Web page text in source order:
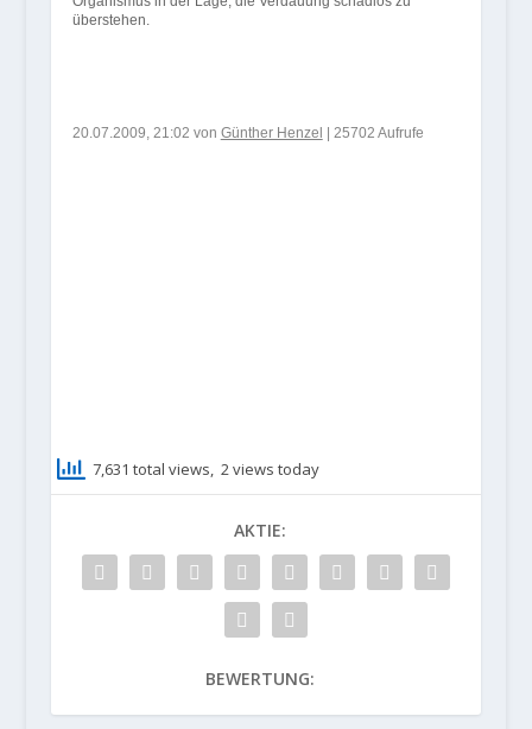
überstehen.
20.07.2009, 21:02 von Günther Henzel | 25702 Aufrufe
7,631 total views, 2 views today
AKTIE:
BEWERTUNG: